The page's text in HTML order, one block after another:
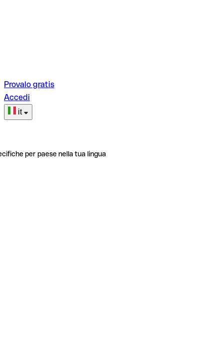
Provalo gratis
Accedi
it
per paese nella tua lingua